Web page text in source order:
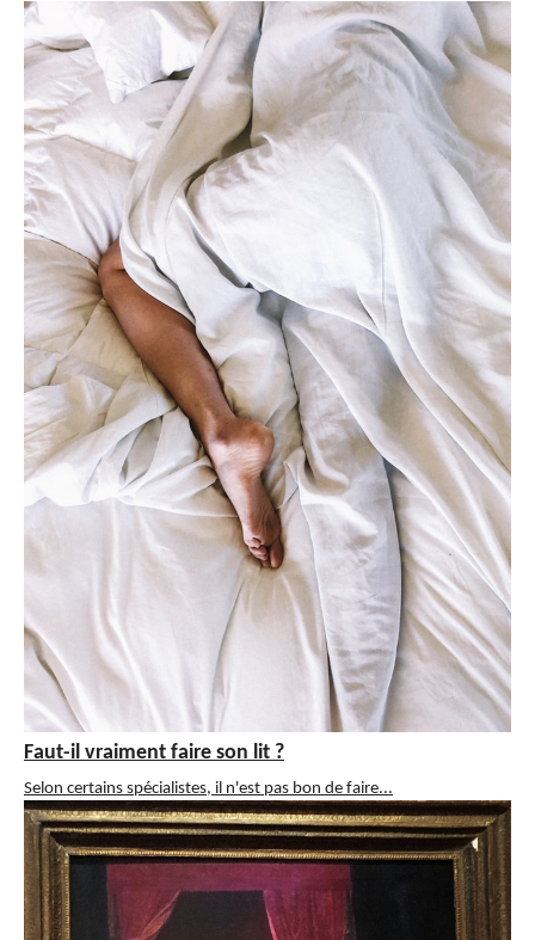
Faut-il vraiment faire son lit ?
Selon certains spécialistes, il n'est pas bon de faire...